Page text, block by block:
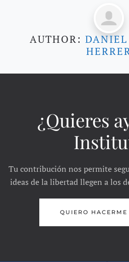
AUTHOR: DANIEL
¿Quieres
Tu contribución nos permite
ideas de la libertad llegen a los
QUIERO HACERME